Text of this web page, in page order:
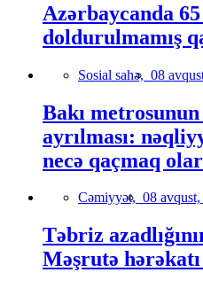
Azərbaycanda
doldurulmamış
Sosial sahə, 08
Bakı
ayrılması:
necə qaçmaq
Cəmiyyət, 08
Təbriz
Məşrutə